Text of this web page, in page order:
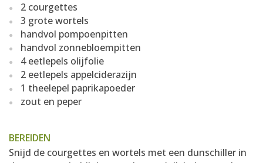
2 courgettes
3 grote wortels
handvol pompoenpitten
handvol zonnebloempitten
4 eetlepels olijfolie
2 eetlepels appelciderazijn
1 theelepel paprikapoeder
zout en peper
BEREIDEN
Snijd de courgettes en wortels met een dunschiller in